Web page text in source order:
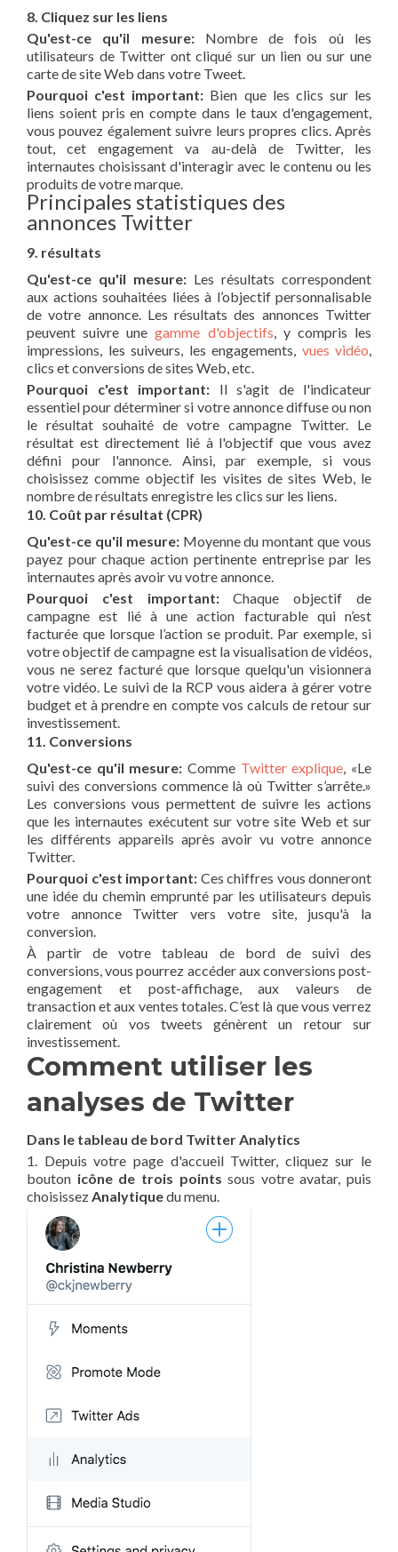
8. Cliquez sur les liens
Qu'est-ce qu'il mesure:Nombre de fois où les
utilisateurs de Twitter ont cliqué sur un lien ou sur une
carte de site Web dans votre Tweet.
Pourquoi c'est important: Bien que les clics sur les
liens soient pris en compte dans le taux d'engagement,
vous pouvez également suivre leurs propres clics. Après
tout, cet engagement va au-delà de Twitter, les
internautes choisissant d'interagir avec le contenu ou les
produits de votre marque.
Principales statistiques des
annonces Twitter
9. résultats
Qu'est-ce qu'il mesure: Les résultats correspondent
aux actions souhaitées liées à l’objectif personnalisable
de votre annonce. Les résultats des annonces Twitter
peuvent suivre unegamme d'objectifs , y compris les
impressions, les suiveurs, les engagements, vues vidéo
clics et conversions de sites Web, etc.
Pourquoi c'est important: Il s'agit de l'indicateur
essentiel pour déterminer si votre annonce diffuse ou non
le résultat souhaité de votre campagne Twitter. Le
résultat est directement lié à l'objectif que vous avez
défini pour l'annonce. Ainsi, par exemple, si vous
choisissez comme objectif les visites de sites Web, le
nombre de résultats enregistre les clics sur les liens.
10. Coût par résultat (CPR)
Qu'est-ce qu'il mesure:Moyenne du montant que vous
payez pour chaque action pertinente entreprise par les
internautes après avoir vu votre annonce.
Pourquoi c'est important:Chaque objectif de
campagne est lié à une action facturable qui n’est
facturée que lorsque l’action se produit. Par exemple, si
votre objectif de campagne est la visualisation de vidéos,
vous ne serez facturé que lorsque quelqu'un visionnera
votre vidéo. Le suivi de la RCP vous aidera à gérer votre
budget et à prendre en compte vos calculs de retour sur
investissement.
11. Conversions
Qu'est-ce qu'il mesure: Comme Twitter explique , «Le
suivi des conversions commence là où Twitter s’arrête.»
Les conversions vous permettent de suivre les actions
que les internautes exécutent sur votre site Web et sur
les différents appareils après avoir vu votre annonce
Twitter.
Pourquoi c'est important: Ces chiffres vous donneront
une idée du chemin emprunté par les utilisateurs depuis
votre annonce Twitter vers votre site, jusqu'à la
conversion.
À partir de votre tableau de bord de suivi des
conversions, vous pourrez accéder aux conversions post-
engagement et post-affichage, aux valeurs de
transaction et aux ventes totales. C’est là que vous verrez
clairement où vos tweets génèrent un retour sur
investissement.
Comment utiliser les
analyses de Twitter
Dans le tableau de bord Twitter Analytics
1. Depuis votre page d'accueil Twitter, cliquez sur le
bouton icône de trois points sous votre avatar, puis
choisissez Analytiquedu menu.